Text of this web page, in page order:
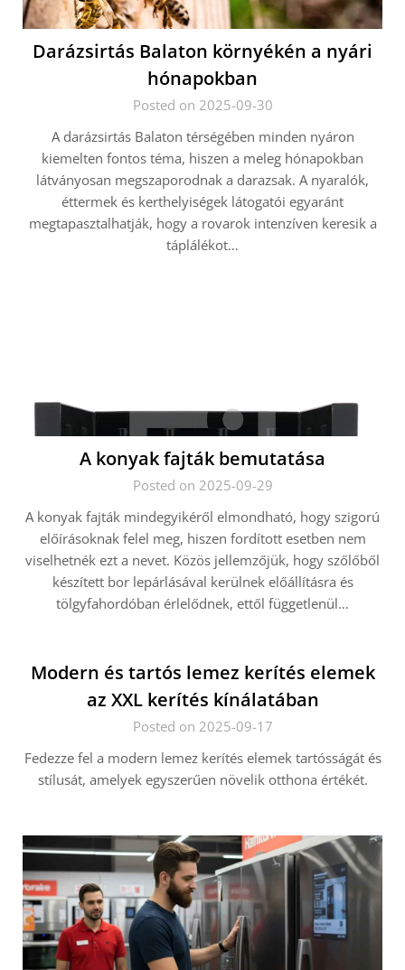
Darázsirtás Balaton környékén a nyári
hónapokban
Posted on 2025-09-30
A darázsirtás Balaton térségében minden nyáron
kiemelten fontos téma, hiszen a meleg hónapokban
látványosan megszaporodnak a darazsak. A nyaralók,
éttermek és kerthelyiségek látogatói egyaránt
megtapasztalhatják, hogy a rovarok intenzíven keresik a
táplálékot…
A konyak fajták bemutatása
Posted on 2025-09-29
A konyak fajták mindegyikéről elmondható, hogy szigorú
előírásoknak felel meg, hiszen fordított esetben nem
viselhetnék ezt a nevet. Közös jellemzőjük, hogy szőlőből
készített bor lepárlásával kerülnek előállításra és
tölgyfahordóban érlelődnek, ettől függetlenül…
Modern és tartós lemez kerítés elemek
az XXL kerítés kínálatában
Posted on 2025-09-17
Fedezze fel a modern lemez kerítés elemek tartósságát és
stílusát, amelyek egyszerűen növelik otthona értékét.